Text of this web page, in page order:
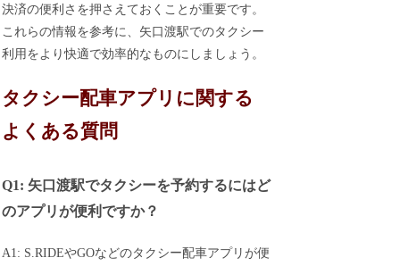
決済の便利さを押さえておくことが重要です。
これらの情報を参考に、矢口渡駅でのタクシー
利用をより快適で効率的なものにしましょう。
タクシー配車アプリに関する
よくある質問
Q1: 矢口渡駅でタクシーを予約するにはど
のアプリが便利ですか？
A1: S.RIDEやGOなどのタクシー配車アプリが便